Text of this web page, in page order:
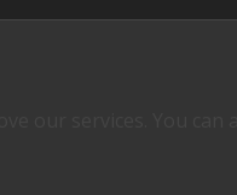
our services. You can